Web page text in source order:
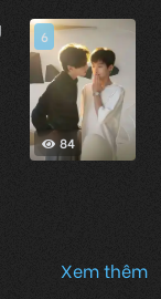
84
6
Xem thêm